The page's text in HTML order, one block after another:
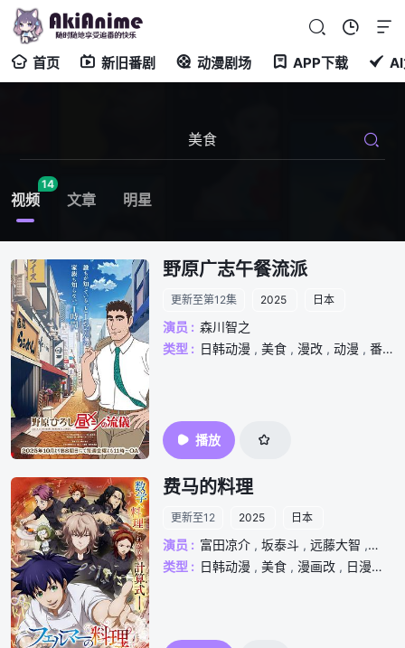
首页 新旧番剧 动漫剧场 APP下载
视频
14
文章 明星
野原广志午餐流派
更新至第12集 2025 日本
演员 : 森川智之
类型 : 日韩动漫 , 美食 , 漫改 , 动漫 , 番动漫
播放
费马的料理
更新至12 2025 日本
演员 : 富田凉介 , 坂泰斗 , 远藤大智 , 永冢
类型 : 日韩动漫 , 美食 , 漫画改 , 日漫番